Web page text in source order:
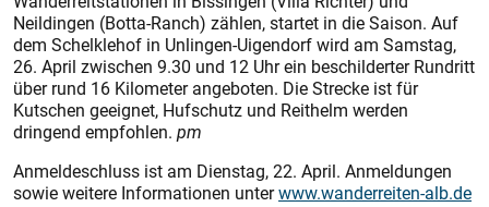
Neildingen (Botta-Ranch) zählen, startet in die Saison. Auf
dem Schelklehof in Unlingen-Uigendorf wird am Samstag,
26. April zwischen 9.30 und 12 Uhr ein beschilderter Rundritt
über rund 16 Kilometer angeboten. Die Strecke ist für
Kutschen geeignet, Hufschutz und Reithelm werden
dringend empfohlen. pm
Anmeldeschluss ist am Dienstag, 22. April. Anmeldungen
sowie weitere Informationen unterwww.wanderreiten-alb.de